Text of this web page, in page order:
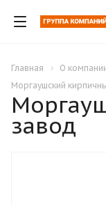
Главная О
Моргаушский
завод